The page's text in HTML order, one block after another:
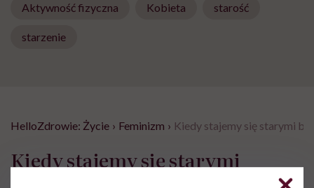
Aktywność fizyczna Kobieta starość
starzenie
HelloZdrowie: Życie › Feminizm › Kiedy stajemy się starymi
Kiedy stajemy się starymi